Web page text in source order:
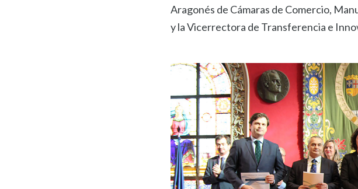
Aragonés de Cámaras de Comercio,
y la Vicerrectora de Transferencia e